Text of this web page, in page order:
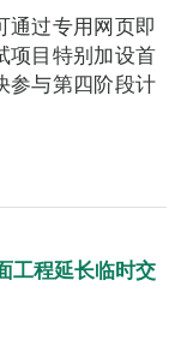
通过专用网页即
项目特别加设首
参与第四阶段计
工程延长临时交